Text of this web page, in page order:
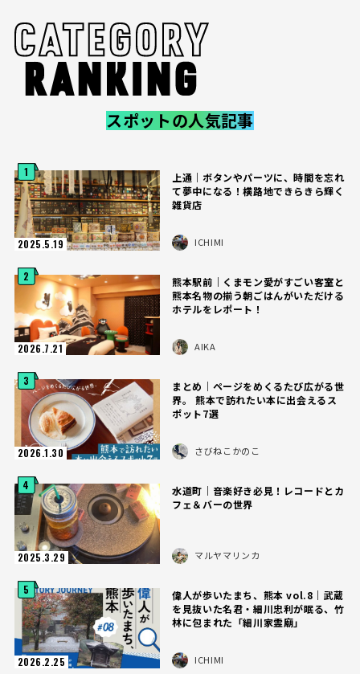
スポットの人気記事
1
2025.5.19
上通｜ボタンやパーツに、時間を忘れ
て夢中になる！横路地できらきら輝く
雑貨店
ICHIMI
2
2026.7.21
熊本駅前｜くまモン愛がすごい客室と
熊本名物の揃う朝ごはんがいただける
ホテルをレポート！
AIKA
3
2026.1.30
まとめ｜ページをめくるたび広がる世
界。 熊本で訪れたい本に出会えるス
ポット7選
さびねこかのこ
4
2025.3.29
水道町｜音楽好き必見！レコードとカ
フェ＆バーの世界
マルヤマリンカ
5
2026.2.25
偉人が歩いたまち、熊本 vol.8｜武蔵
を見抜いた名君・細川忠利が眠る、竹
林に包まれた「細川家霊廟」
ICHIMI